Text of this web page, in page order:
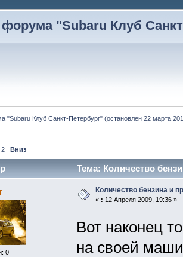
"Subaru Клуб
"Subaru Клуб Санкт-Петербург" (остановлен 22 марта
2 Вниз
Тема: Количество
0
Количество бензина и
« : 12 Апреля 2009, 19:36 »
Вот наконец
на своей